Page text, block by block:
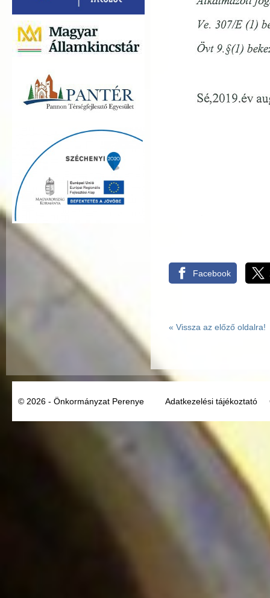
Facebook
« Vissza az előző oldalra!
© 2026 - Önkormányzat Perenye Adatkezelési tájékoztató